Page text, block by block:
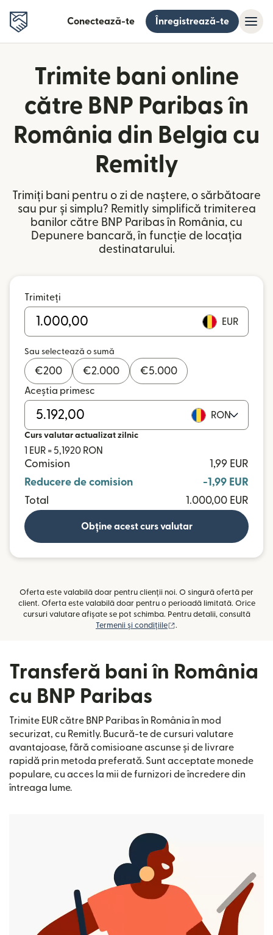
Conectează-te Înregistrează-te
Trimite bani online
către BNP Paribas în
România din Belgia cu
Remitly
Trimiți bani pentru o zi de naștere, o sărbătoare
sau pur și simplu? Remitly simplifică trimiterea
banilor către BNP Paribas în România, cu
Depunere bancară, în funcție de locația
destinatarului.
Trimiteți
EUR
Sau selectează o sumă
€200 €2.000 €5.000
Aceștia primesc
RON
Curs valutar actualizat zilnic
1 EUR = 5,1920 RON
Comision
1,99 EUR
Reducere de comision
-1,99 EUR
Total
1.000,00 EUR
Obține acest curs valutar
Oferta este valabilă doar pentru clienții noi. O singură ofertă per
client. Oferta este valabilă doar pentru o perioadă limitată. Orice
cursuri valutare afișate se pot schimba. Pentru detalii, consultă
Termenii și condițiile
.
Transferă bani în România
cu BNP Paribas
Trimite EUR către BNP Paribas în România în mod
securizat, cu Remitly. Bucură-te de cursuri valutare
avantajoase, fără comisioane ascunse și de livrare
rapidă prin metoda preferată. Sunt acceptate monede
populare, cu acces la mii de furnizori de încredere din
întreaga lume.